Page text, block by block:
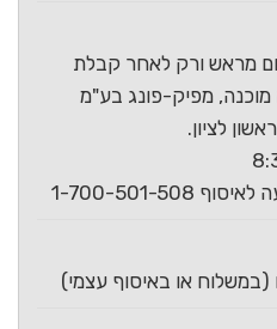
מראש ורק לאחר קבלת
מפיק-פונג בע"מ
700-501-508